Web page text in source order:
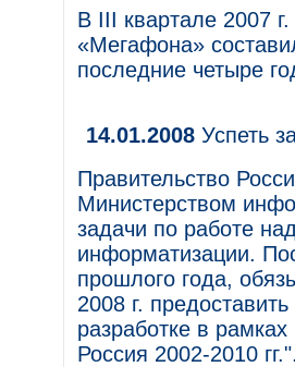
В III квартале 2007
«Мегафона»
последние четыре
14.01.2008 Успеть
Правительство
Министерством
задачи по работе
информатизации.
прошлого года,
2008 г.
разработке в
Россия 2002-2010